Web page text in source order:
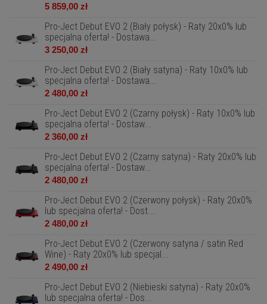
5 859,00 zł
Pro-Ject Debut EVO 2 (Biały połysk) - Raty 20x0% lub
specjalna oferta! - Dostawa...
3 250,00 zł
Pro-Ject Debut EVO 2 (Biały satyna) - Raty 10x0% lub
specjalna oferta! - Dostawa...
2 480,00 zł
Pro-Ject Debut EVO 2 (Czarny połysk) - Raty 10x0% lub
specjalna oferta! - Dostaw...
2 360,00 zł
Pro-Ject Debut EVO 2 (Czarny satyna) - Raty 20x0% lub
specjalna oferta! - Dostaw...
2 480,00 zł
Pro-Ject Debut EVO 2 (Czerwony połysk) - Raty 20x0%
lub specjalna oferta! - Dost...
2 480,00 zł
Pro-Ject Debut EVO 2 (Czerwony satyna / satin Red
Wine) - Raty 20x0% lub specjal...
2 490,00 zł
Pro-Ject Debut EVO 2 (Niebieski satyna) - Raty 20x0%
lub specjalna oferta! - Dos...